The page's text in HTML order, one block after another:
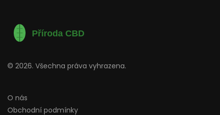
© 2026. Všechna práva vyhrazena.
O nás
Obchodní podmínky